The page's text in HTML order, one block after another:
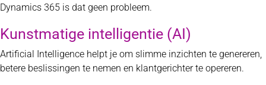
Dynamics 365 is dat geen probleem.
Kunstmatige intelligentie (AI)
Artificial Intelligence helpt je om slimme inzichten te genereren,
betere beslissingen te nemen en klantgerichter te opereren.